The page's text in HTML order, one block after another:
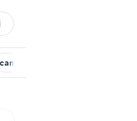
camper usati ladispoli